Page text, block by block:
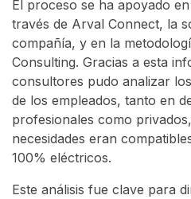
El proceso se ha apoyado
través de Arval Connect, la
compañía, y en la
Consulting. Gracias a esta
consultores pudo analizar
de los empleados, tanto en
profesionales como
necesidades eran
100% eléctricos.
Este análisis fue clave para